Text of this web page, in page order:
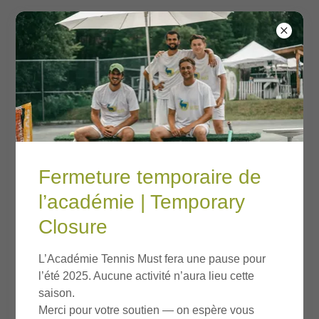
Appelez-nous |
Call us
Fermeture temporaire de
l’académie | Temporary
Closure
L’Académie Tennis Must fera une pause pour
l’été 2025. Aucune activité n’aura lieu cette
saison.
Merci pour votre soutien — on espère vous